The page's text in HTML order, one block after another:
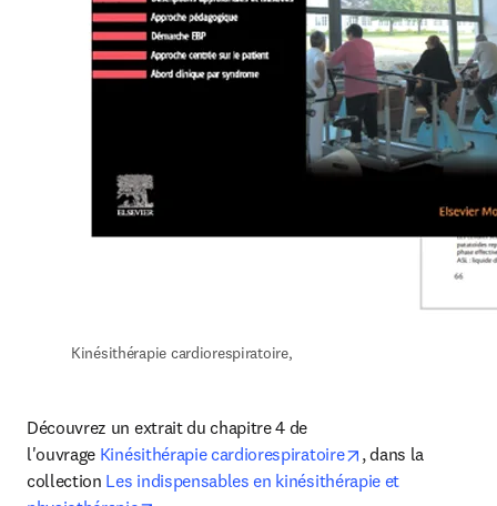
Kinésithérapie cardiorespiratoire,
Découvrez un extrait du chapitre 4 de
l'ouvrage Kinésithérapie cardiorespiratoire opens in new
, dans la
collection Les indispensables en kinésithérapie et